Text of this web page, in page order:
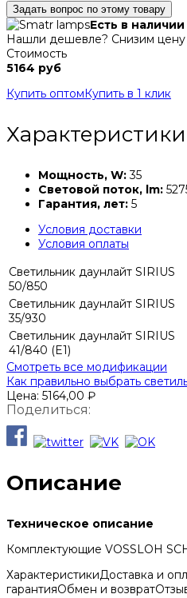
Задать вопрос по этому товару
Есть в наличии
Нашли дешевле? Снизим цену
Стоимость
5164 руб
Купить оптом Купить в 1 клик
Характеристики
Мощность, W:35
Световой поток, lm:
Гарантия, лет: 5
Условия доставки
Условия оплаты
Светильник даунлайт SIRIUS
50/850
Светильник даунлайт SIRIUS
35/930
Светильник даунлайт SIRIUS
41/840 (E1)
Смотреть все модификации
Как правильно выбрать
Цена: 5164,00 ₽
Поделиться:
Описание
Техническое описание
Комплектующие VOSSLOH
ХарактеристикиДоставка и
гарантияОбмен и возврат